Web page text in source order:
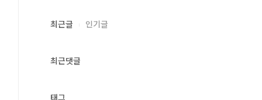
최근글 인기글
최근댓글
태그